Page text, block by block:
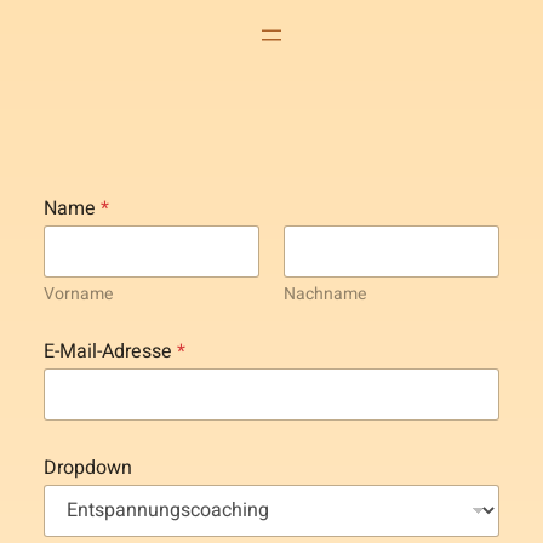
Name *
Vorname Nachname
E-Mail-Adresse *
e
x
Dropdown